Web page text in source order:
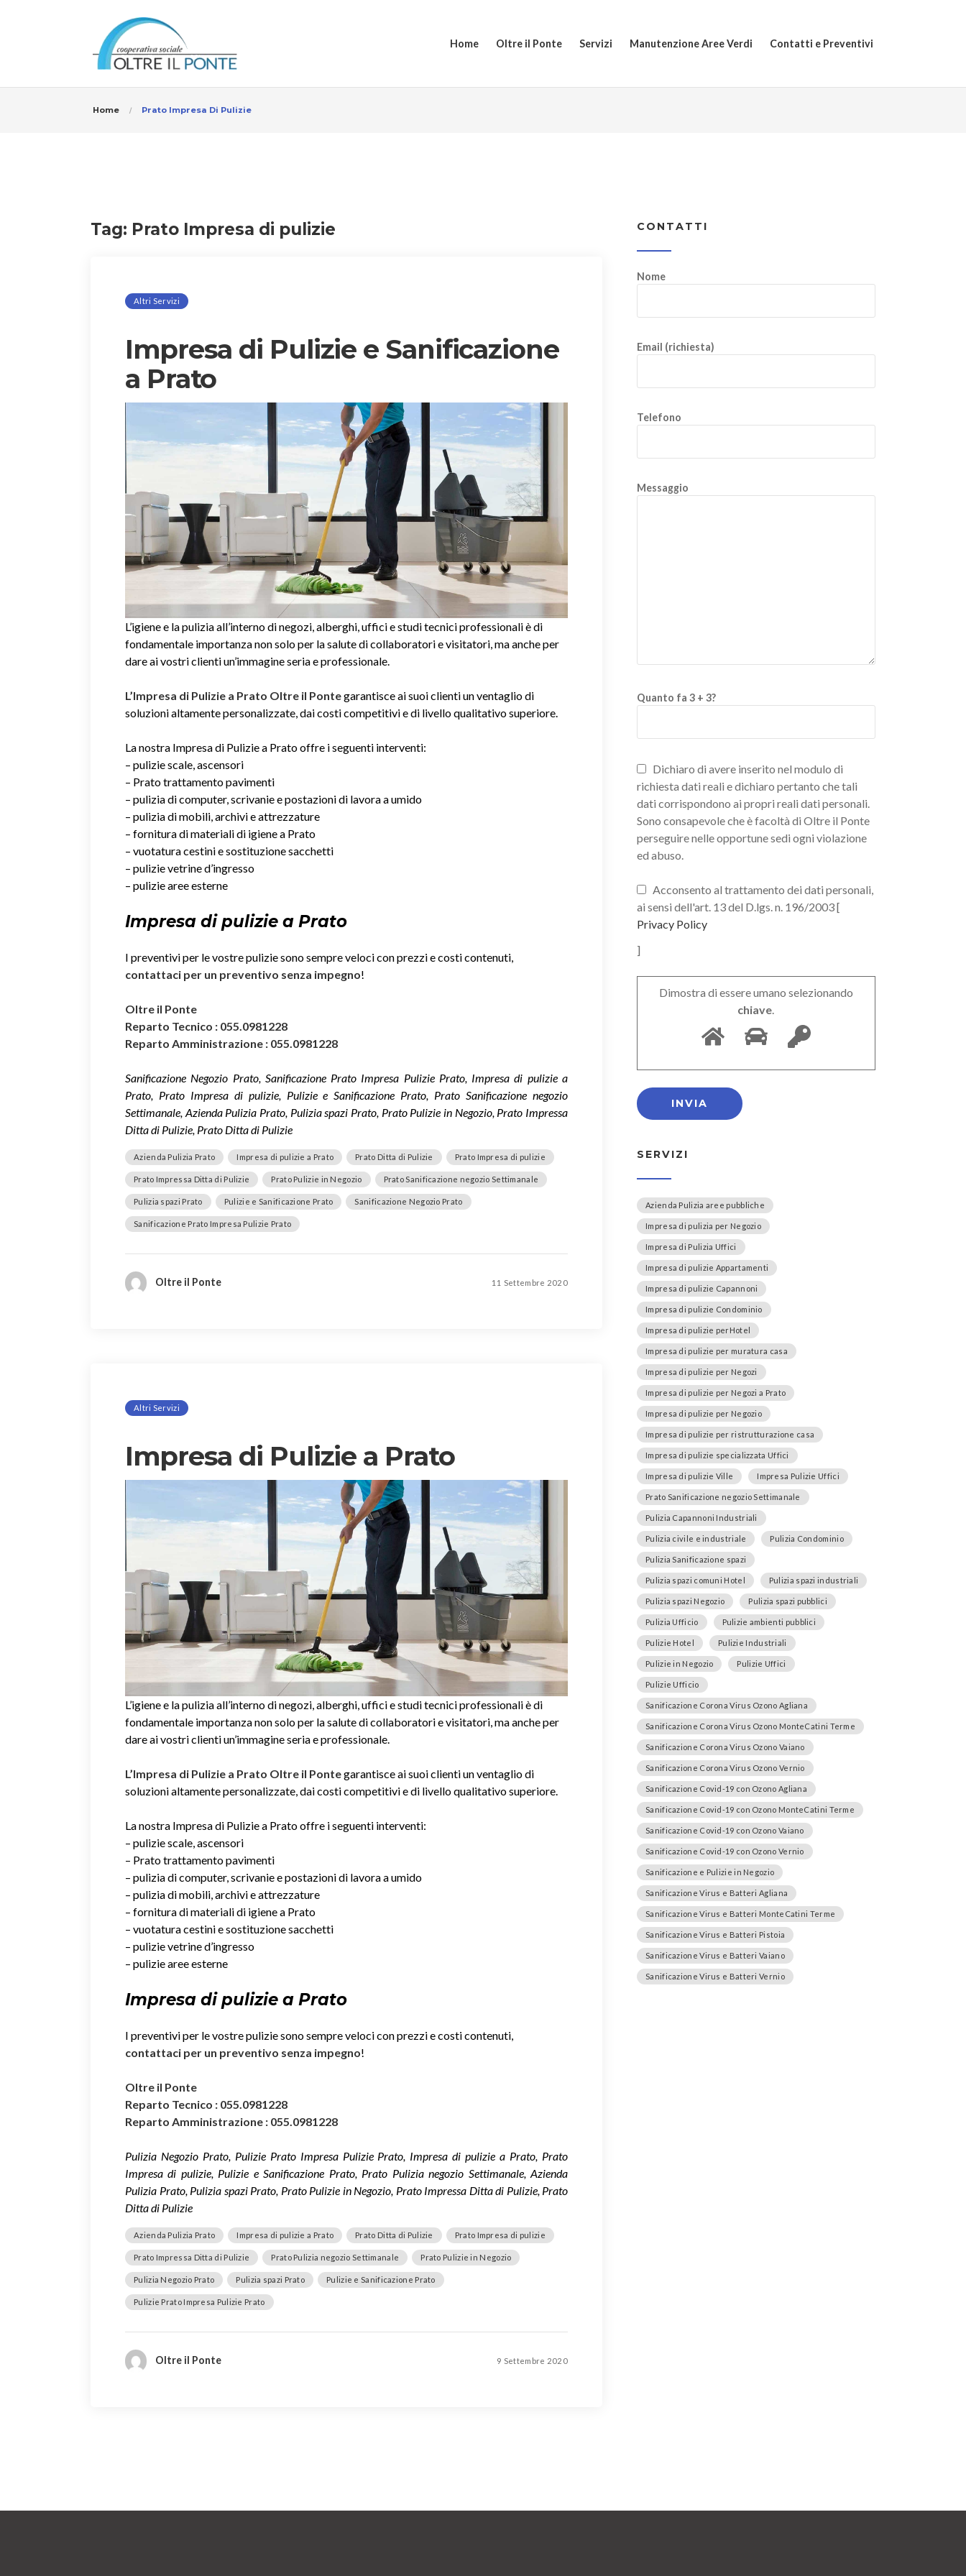
Home Oltre il Ponte Servizi Manutenzione Aree Verdi Contatti e Preventivi
Home Prato Impresa Di Pulizie
Tag: Prato Impresa di pulizie
Altri Servizi
Impresa di Pulizie e Sanificazione
a Prato
L’igiene e la pulizia all’interno di negozi, alberghi, uffici e studi tecnici professionali è di
fondamentale importanza non solo per la salute di collaboratori e visitatori, ma anche per
dare ai vostri clienti un’immagine seria e professionale.
L’Impresa di Pulizie a Prato Oltre il Pontegarantisce ai suoi clienti un ventaglio di
soluzioni altamente personalizzate, dai costi competitivi e di livello qualitativo superiore.
La nostra Impresa di Pulizie a Prato offre i seguenti interventi:
– pulizie scale, ascensori
– Prato trattamento pavimenti
– pulizia di computer, scrivanie e postazioni di lavora a umido
– pulizia di mobili, archivi e attrezzature
– fornitura di materiali di igiene a Prato
– vuotatura cestini e sostituzione sacchetti
– pulizie vetrine d’ingresso
– pulizie aree esterne
Impresa di pulizie a Prato
I preventivi per le vostre pulizie sono sempre veloci con prezzi e costi contenuti,
contattaci per un preventivo senza impegno!
Oltre il Ponte
Reparto Tecnico : 055.0981228
Reparto Amministrazione : 055.0981228
Sanificazione Negozio Prato, Sanificazione Prato Impresa Pulizie Prato, Impresa di pulizie a
Prato, Prato Impresa di pulizie, Pulizie e Sanificazione Prato, Prato Sanificazione negozio
Settimanale, Azienda Pulizia Prato, Pulizia spazi Prato, Prato Pulizie in Negozio, Prato Impressa
Ditta di Pulizie, Prato Ditta di Pulizie
Azienda Pulizia Prato Impresa di pulizie a Prato Prato Ditta di Pulizie Prato Impresa di pulizie
Prato Impressa Ditta di Pulizie Prato Pulizie in Negozio Prato Sanificazione negozio Settimanale
Pulizia spazi Prato Pulizie e Sanificazione Prato Sanificazione Negozio Prato
Sanificazione Prato Impresa Pulizie Prato
Oltre il Ponte 11 Settembre 2020
Altri Servizi
Impresa di Pulizie a Prato
L’igiene e la pulizia all’interno di negozi, alberghi, uffici e studi tecnici professionali è di
fondamentale importanza non solo per la salute di collaboratori e visitatori, ma anche per
dare ai vostri clienti un’immagine seria e professionale.
L’Impresa di Pulizie a Prato Oltre il Pontegarantisce ai suoi clienti un ventaglio di
soluzioni altamente personalizzate, dai costi competitivi e di livello qualitativo superiore.
La nostra Impresa di Pulizie a Prato offre i seguenti interventi:
– pulizie scale, ascensori
– Prato trattamento pavimenti
– pulizia di computer, scrivanie e postazioni di lavora a umido
– pulizia di mobili, archivi e attrezzature
– fornitura di materiali di igiene a Prato
– vuotatura cestini e sostituzione sacchetti
– pulizie vetrine d’ingresso
– pulizie aree esterne
Impresa di pulizie a Prato
I preventivi per le vostre pulizie sono sempre veloci con prezzi e costi contenuti,
contattaci per un preventivo senza impegno!
Oltre il Ponte
Reparto Tecnico : 055.0981228
Reparto Amministrazione : 055.0981228
Pulizia Negozio Prato, Pulizie Prato Impresa Pulizie Prato, Impresa di pulizie a Prato, Prato
Impresa di pulizie, Pulizie e Sanificazione Prato, Prato Pulizia negozio Settimanale, Azienda
Pulizia Prato, Pulizia spazi Prato, Prato Pulizie in Negozio, Prato Impressa Ditta di Pulizie, Prato
Ditta di Pulizie
Azienda Pulizia Prato Impresa di pulizie a Prato Prato Ditta di Pulizie Prato Impresa di pulizie
Prato Impressa Ditta di Pulizie Prato Pulizia negozio Settimanale Prato Pulizie in Negozio
Pulizia Negozio Prato Pulizia spazi Prato Pulizie e Sanificazione Prato
Pulizie Prato Impresa Pulizie Prato
Oltre il Ponte 9 Settembre 2020
CONTATTI
Nome
Email (richiesta)
Telefono
Messaggio
Quanto fa 3 + 3?
Dichiaro di avere inserito nel modulo di
richiesta dati reali e dichiaro pertanto che tali
dati corrispondono ai propri reali dati personali.
Sono consapevole che è facoltà di Oltre il Ponte
perseguire nelle opportune sedi ogni violazione
ed abuso.
Acconsento al trattamento dei dati personali,
ai sensi dell'art. 13 del D.lgs. n. 196/2003 [
Privacy Policy
]
Dimostra di essere umano selezionando
chiave.
SERVIZI
Azienda Pulizia aree pubbliche
Impresa di pulizia per Negozio
Impresa di Pulizia Uffici
Impresa di pulizie Appartamenti
Impresa di pulizie Capannoni
Impresa di pulizie Condominio
Impresa di pulizie perHotel
Impresa di pulizie per muratura casa
Impresa di pulizie per Negozi
Impresa di pulizie per Negozi a Prato
Impresa di pulizie per Negozio
Impresa di pulizie per ristrutturazione casa
Impresa di pulizie specializzata Uffici
Impresa di pulizie Ville Impresa Pulizie Uffici
Prato Sanificazione negozio Settimanale
Pulizia Capannoni Industriali
Pulizia civile e industriale Pulizia Condominio
Pulizia Sanificazione spazi
Pulizia spazi comuni Hotel Pulizia spazi industriali
Pulizia spazi Negozio Pulizia spazi pubblici
Pulizia Ufficio Pulizie ambienti pubblici
Pulizie Hotel Pulizie Industriali
Pulizie in Negozio Pulizie Uffici
Pulizie Ufficio
Sanificazione Corona Virus Ozono Agliana
Sanificazione Corona Virus Ozono MonteCatini Terme
Sanificazione Corona Virus Ozono Vaiano
Sanificazione Corona Virus Ozono Vernio
Sanificazione Covid-19 con Ozono Agliana
Sanificazione Covid-19 con Ozono MonteCatini Terme
Sanificazione Covid-19 con Ozono Vaiano
Sanificazione Covid-19 con Ozono Vernio
Sanificazione e Pulizie in Negozio
Sanificazione Virus e Batteri Agliana
Sanificazione Virus e Batteri MonteCatini Terme
Sanificazione Virus e Batteri Pistoia
Sanificazione Virus e Batteri Vaiano
Sanificazione Virus e Batteri Vernio